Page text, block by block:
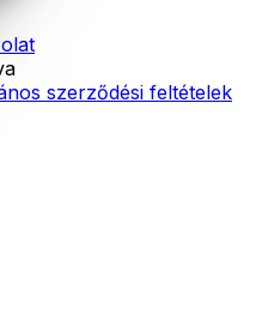
szerződési feltételek